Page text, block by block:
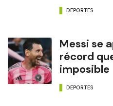
DEPORTES
Messi se
récord
imposible
DEPORTES